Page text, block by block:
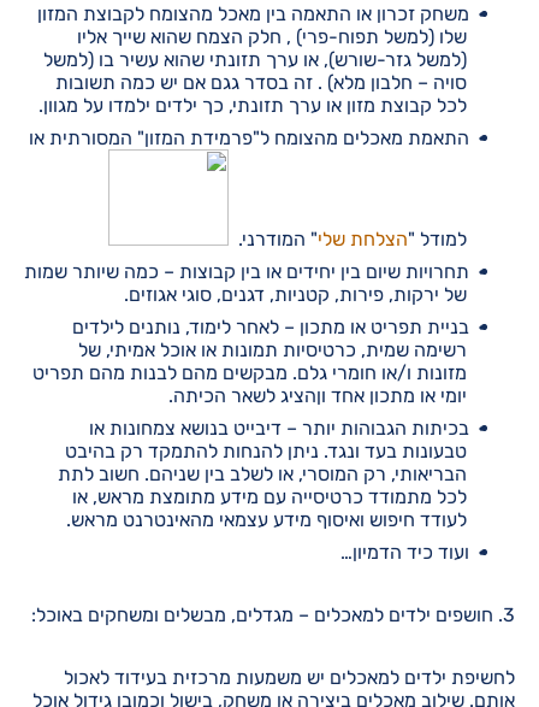
משחק זכרון או התאמה בין מאכל מהצומח לקבוצת המזון
שלו (למשל תפוח-פרי) , חלק הצמח שהוא שייך אליו
(למשל גזר-שורש), או ערך תזונתי שהוא עשיר בו (למשל
סויה – חלבון מלא) . זה בסדר גגם אם יש כמה תשובות
לכל קבוצת מזון או ערך תזונתי, כך ילדים ילמדו על מגוון.
התאמת מאכלים מהצומח ל"פרמידת המזון" המסורתית או
למודל "הצלחת שלי" המודרני.
תחרויות שיום בין יחידים או בין קבוצות – כמה שיותר שמות
של ירקות, פירות, קטניות, דגנים, סוגי אגוזים.
בניית תפריט או מתכון – לאחר לימוד, נותנים לילדים
רשימה שמית, כרטיסיות תמונות או אוכל אמיתי, של
מזונות ו/או חומרי גלם. מבקשים מהם לבנות מהם תפריט
יומי או מתכון אחד וןהציג לשאר הכיתה.
בכיתות הגבוהות יותר – דיבייט בנושא צמחונות או
טבעונות בעד ונגד. ניתן להנחות להתמקד רק בהיבט
הבריאותי, רק המוסרי, או לשלב בין שניהם. חשוב לתת
לכל מתמודד כרטיסייה עם מידע מתומצת מראש, או
לעודד חיפוש ואיסוף מידע עצמאי מהאינטרנט מראש.
ועוד כיד הדמיון…
3. חושפים ילדים למאכלים – מגדלים, מבשלים ומשחקים באוכל:
לחשיפת ילדים למאכלים יש משמעות מרכזית בעידוד לאכול
אותם. שילוב מאכלים ביצירה או משחק, בישול וכמובן גידול אוכל